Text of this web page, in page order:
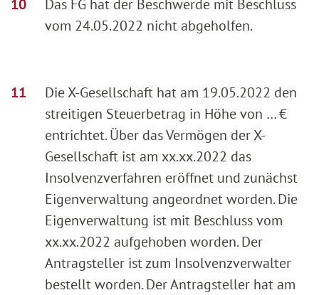
Das FG hat der Beschwerde mit Beschluss
vom 24.05.2022 nicht abgeholfen.
Die X-Gesellschaft hat am 19.05.2022 den
streitigen Steuerbetrag in Höhe von … €
entrichtet. Über das Vermögen der X-
Gesellschaft ist am xx.xx.2022 das
Insolvenzverfahren eröffnet und zunächst
Eigenverwaltung angeordnet worden. Die
Eigenverwaltung ist mit Beschluss vom
xx.xx.2022 aufgehoben worden. Der
Antragsteller ist zum Insolvenzverwalter
bestellt worden. Der Antragsteller hat am